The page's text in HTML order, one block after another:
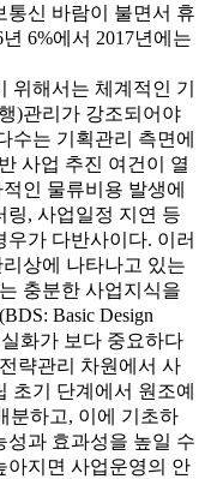
통신 바람이 불면서 휴
6%에서 2017년에는
위해서는 체계적인 기
)관리가 강조되어야
수는 기획관리 측면에
사업 추진 여건이 열
인 물류비용 발생에
링, 사업일정 지연 등
가 다반사이다. 이러
상에 나타나고 있는
충분한 사업지식을
Basic Design
화가 보다 중요하다
략관리 차원에서 사
초기 단계에서 원조예
분하고, 이에 기초하
과 효과성을 높일 수
아지면 사업운영의 안